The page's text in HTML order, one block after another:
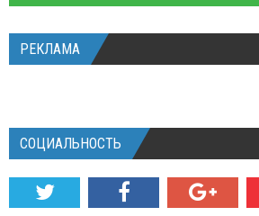
РЕКЛАМА
СОЦИАЛЬНОСТЬ